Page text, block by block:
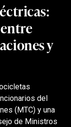
y
del
(MTC) y una
de Ministros